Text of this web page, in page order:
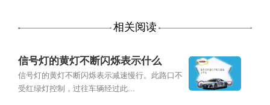
相关阅读
信号灯的黄灯不断闪烁表示什么
信号灯的黄灯不断闪烁表示减速慢行。此路口不
受红绿灯控制，过往车辆经过此...